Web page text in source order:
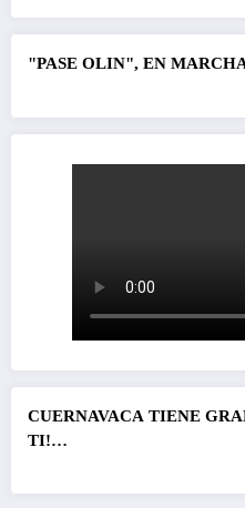
"PASE OLIN", EN
CUERNAVACA TIENE
TI!…